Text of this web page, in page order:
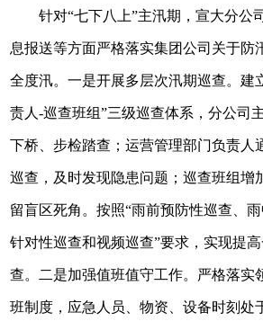
针对“七下八上”主汛期，宣大分公
息报送等方面严格落实集团公司关于防
全度汛。一是开展多层次汛期巡查。建
责人-巡查班组”三级巡查体系，分公司
下桥、步检踏查；运营管理部门负责人
巡查，及时发现隐患问题；巡查班组增
留盲区死角。按照“雨前预防性巡查、
针对性巡查和视频巡查”要求，实现提
查。二是加强值班值守工作。严格落实
班制度，应急人员、物资、设备时刻处